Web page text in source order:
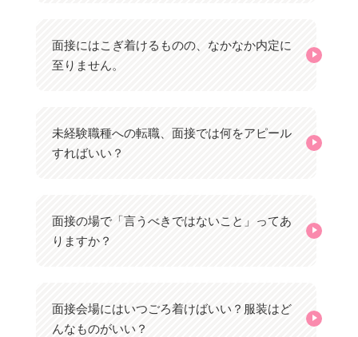
面接にはこぎ着けるものの、なかなか内定に
至りません。
未経験職種への転職、面接では何をアピール
すればいい？
面接の場で「言うべきではないこと」ってあ
りますか？
面接会場にはいつごろ着けばいい？服装はど
んなものがいい？